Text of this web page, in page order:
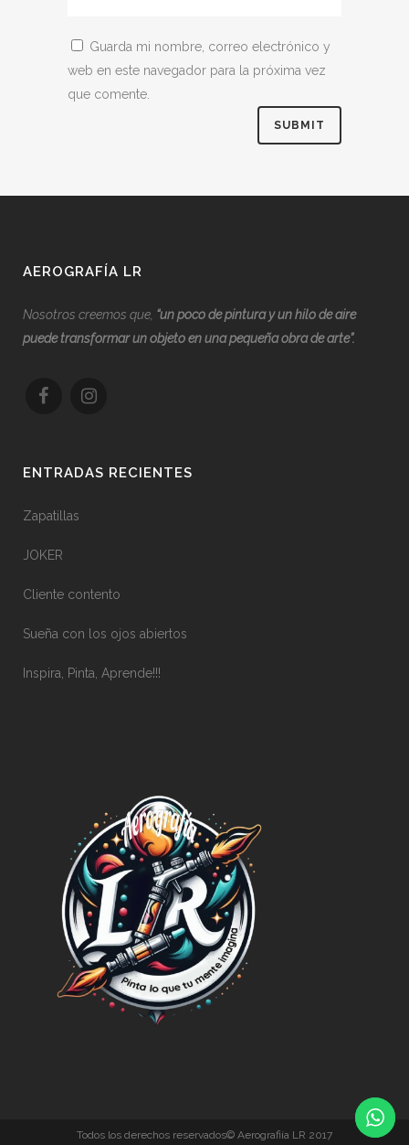
Guarda mi nombre, correo electrónico y
web en este navegador para la próxima vez
que comente.
AEROGRAFÍA LR
Nosotros creemos que, “un poco de pintura y un hilo de aire
puede transformar un objeto en una pequeña obra de arte”.
ENTRADAS RECIENTES
Zapatillas
JOKER
Cliente contento
Sueña con los ojos abiertos
Inspira, Pinta, Aprende!!!
Todos los derechos reservados© Aerografiía LR 2017